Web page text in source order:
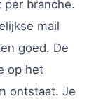
branche.
mail
goed. De
op het
ontstaat. Je